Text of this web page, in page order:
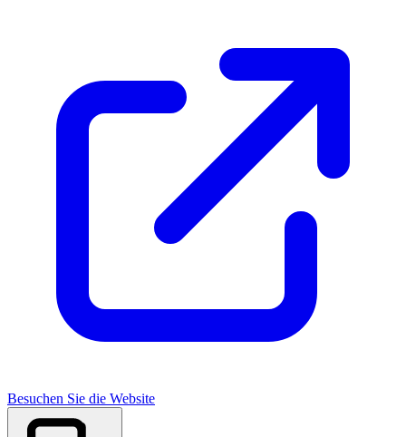
Besuchen Sie die Website